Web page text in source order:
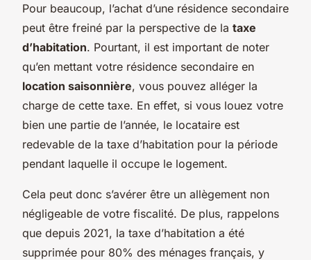
Pour beaucoup, l’achat d’une résidence secondaire
peut être freiné par la perspective de la taxe
d’habitation. Pourtant, il est important de noter
qu’en mettant votre résidence secondaire en
location saisonnière, vous pouvez alléger la
charge de cette taxe. En effet, si vous louez votre
bien une partie de l’année, le locataire est
redevable de la taxe d’habitation pour la période
pendant laquelle il occupe le logement.
Cela peut donc s’avérer être un allègement non
négligeable de votre fiscalité. De plus, rappelons
que depuis 2021, la taxe d’habitation a été
supprimée pour 80% des ménages français, y